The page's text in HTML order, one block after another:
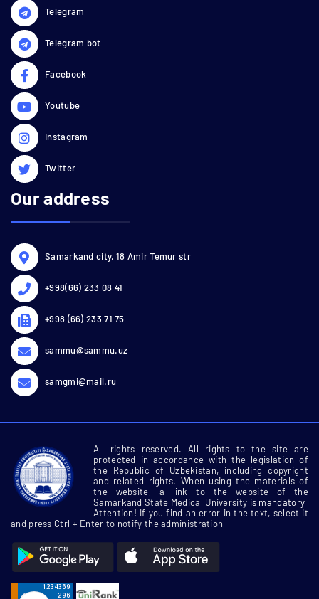
Telegram
Telegram bot
Facebook
Youtube
Instagram
Twitter
Our address
Samarkand city, 18 Amir Temur str
+998(66) 233 08 41
+998 (66) 233 71 75
sammu@sammu.uz
samgmi@mail.ru
All rights reserved. All rights to the site are
protected in accordance with the legislation of
the Republic of Uzbekistan, including copyright
and related rights. When using the materials of
the website, a link to the website of the
Samarkand State Medical University is mandatory
Attention! If you find an error in the text, select it
and press Ctrl + Enter to notify the administration